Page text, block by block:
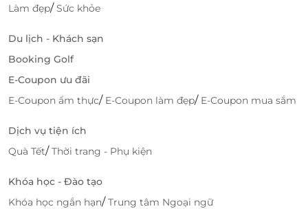
Làm đẹp/Sức khỏe
Du lịch - Khách sạn
Booking Golf
E-Coupon ưu đãi
E-Coupon ẩm thực/ E-Coupon làm đẹp/ E-Coupon mua sắm
Dịch vụ tiện ích
Quà Tết/Thời trang - Phụ kiện
Khóa học - Đào tạo
Khóa học ngắn hạn/Trung tâm Ngoại ngữ